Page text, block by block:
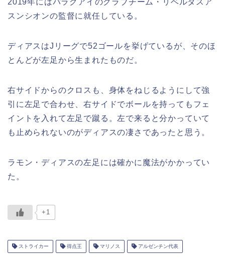
スンシオンの監督に就任している。
ディアスはJリーグで52ゴールを挙げているが、そのほ
とんどが左足から生まれたものだ。
右サイドからのクロスも、身体をねじるようにして強
引に左足で合わせ、右サイドでボールを持ってもフェ
イントを入れて左足で蹴る。左で来ると分かっていて
も止められないのがディアスの凄さであったと思う。
ラモン・ディアスの左足には確かに魔法がかかってい
た。
+1
ストライカー 得点王 マリノス アルゼンチン代表